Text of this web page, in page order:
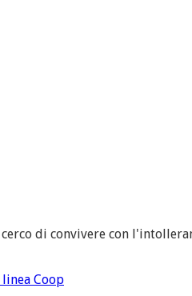
di convivere con
linea Coop